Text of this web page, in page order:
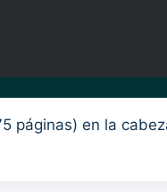
páginas) en la